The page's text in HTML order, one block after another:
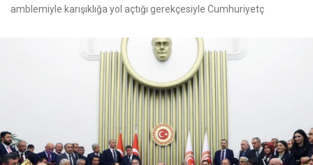
amblemiyle karışıklığa yol açtığı gerekçesiyle Cumhuriyetç